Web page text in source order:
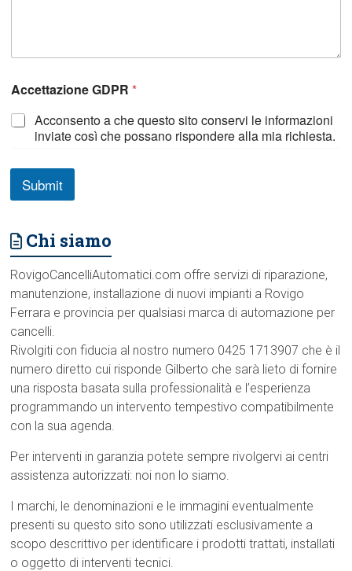
D
o
v
e
Accettazione GDPR*
Acconsento a che questo sito conservi le informazioni
inviate così che possano rispondere alla mia richiesta.
Submit
Chi siamo
RovigoCancelliAutomatici.com offre servizi di riparazione,
manutenzione, installazione di nuovi impianti a Rovigo
Ferrara e provincia per qualsiasi marca di automazione per
cancelli.
Rivolgiti con fiducia al nostro numero 0425 1713907 che è il
numero diretto cui risponde Gilberto che sarà lieto di fornire
una risposta basata sulla professionalità e l’esperienza
programmando un intervento tempestivo compatibilmente
con la sua agenda.
Per interventi in garanzia potete sempre rivolgervi ai centri
assistenza autorizzati: noi non lo siamo.
I marchi, le denominazioni e le immagini eventualmente
presenti su questo sito sono utilizzati esclusivamente a
scopo descrittivo per identificare i prodotti trattati, installati
o oggetto di interventi tecnici.